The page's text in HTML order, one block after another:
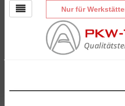
Nur für